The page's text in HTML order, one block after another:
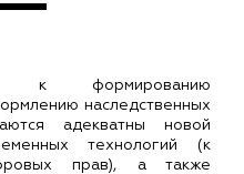
к формированию
наследственных
адекватны новой
технологий (к
прав), а также